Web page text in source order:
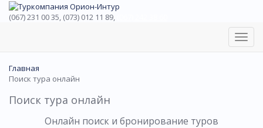
(067) 231 00 35, (073) 012 11 89,
Главная
Поиск тура онлайн
Поиск тура онлайн
Онлайн поиск и бронирование туров